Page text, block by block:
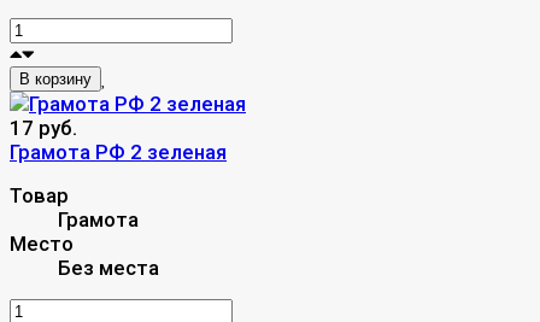
В корзину
17 руб.
Грамота РФ 2 зеленая
Товар
Грамота
Место
Без места